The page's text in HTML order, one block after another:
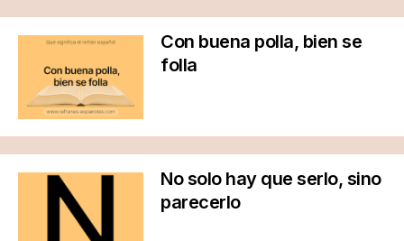
Con buena polla, bien se
folla
No solo hay que serlo, sino
parecerlo